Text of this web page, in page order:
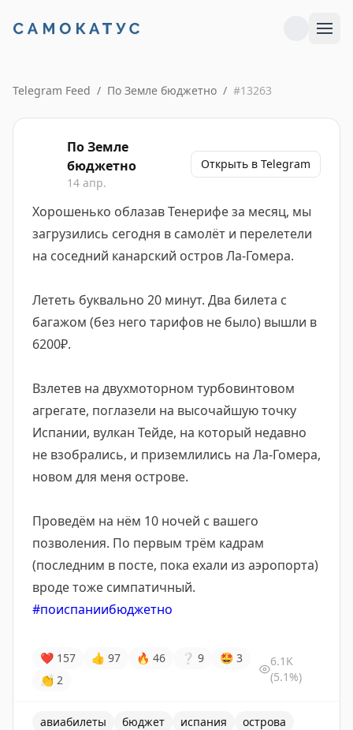
Telegram Feed / По Земле бюджетно / #13263
По Земле
бюджетно
14 апр.
Открыть в Telegram
Хорошенько облазав Тенерифе за месяц, мы
загрузились сегодня в самолёт и перелетели
на соседний канарский остров Ла-Гомера.
Лететь буквально 20 минут. Два билета с
багажом (без него тарифов не было) вышли в
6200₽.
Взлетев на двухмоторном турбовинтовом
агрегате, поглазели на высочайшую точку
Испании, вулкан Тейде, на который недавно
не взобрались, и приземлились на Ла-Гомера,
новом для меня острове.
Проведём на нём 10 ночей с вашего
позволения. По первым трём кадрам
(последним в посте, пока ехали из аэропорта)
вроде тоже симпатичный.
#поиспаниибюджетно
❤ 157 👍 97 🔥 46 ❔ 9 🤩 3
👏 2
6.1K
(5.1%)
авиабилеты бюджет испания
острова